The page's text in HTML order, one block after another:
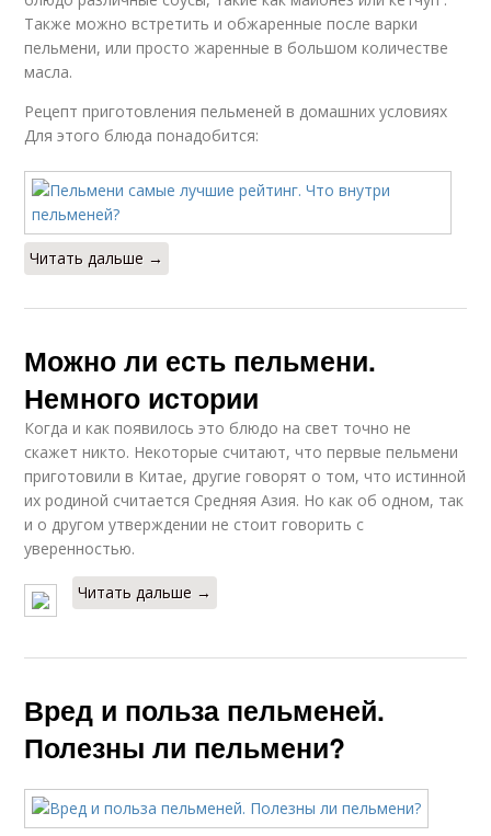
Также можно встретить и обжаренные после варки
пельмени, или просто жаренные в большом количестве
масла.
Рецепт приготовления пельменей в домашних условиях
Для этого блюда понадобится:
Читать дальше →
Можно ли есть пельмени.
Немного истории
Когда и как появилось это блюдо на свет точно не
скажет никто. Некоторые считают, что первые пельмени
приготовили в Китае, другие говорят о том, что истинной
их родиной считается Средняя Азия. Но как об одном, так
и о другом утверждении не стоит говорить с
уверенностью.
Читать дальше →
Вред и польза пельменей.
Полезны ли пельмени?